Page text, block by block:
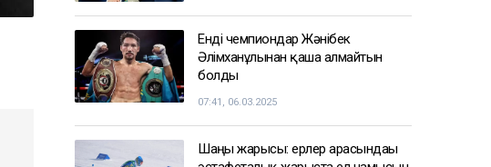
Енді чемпиондар Жәнібек
Әлімханұлынан қаша алмайтын
болды
07:41, 06.03.2025
Шаңғы жарысы: ерлер арасындағы